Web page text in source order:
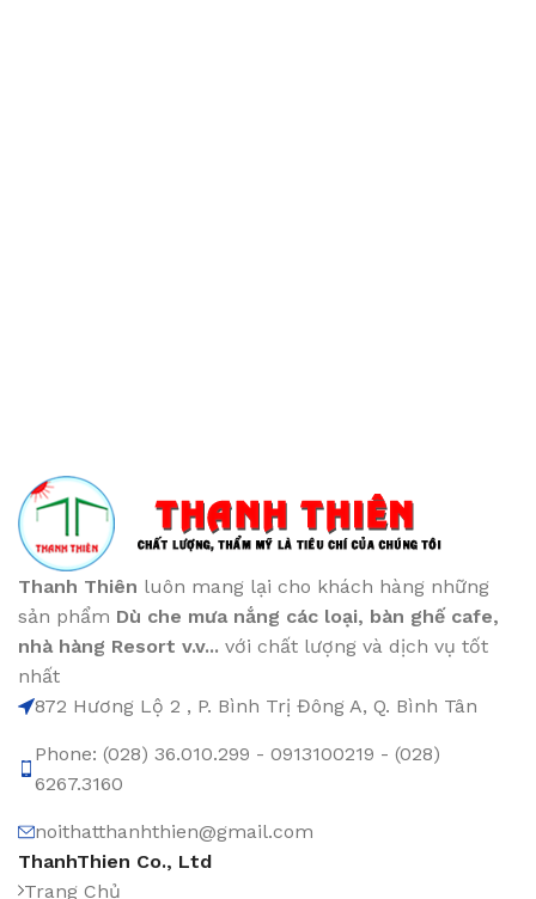
Thanh Thiên luôn mang lại cho khách hàng những
sản phẩm Dù che mưa nắng các loại, bàn ghế cafe,
nhà hàng Resort v.v... với chất lượng và dịch vụ tốt
nhất
872 Hương Lộ 2 , P. Bình Trị Đông A, Q. Bình Tân
Phone: (028) 36.010.299 - 0913100219 - (028)
6267.3160
noithatthanhthien@gmail.com
ThanhThien Co., Ltd
Trang Chủ